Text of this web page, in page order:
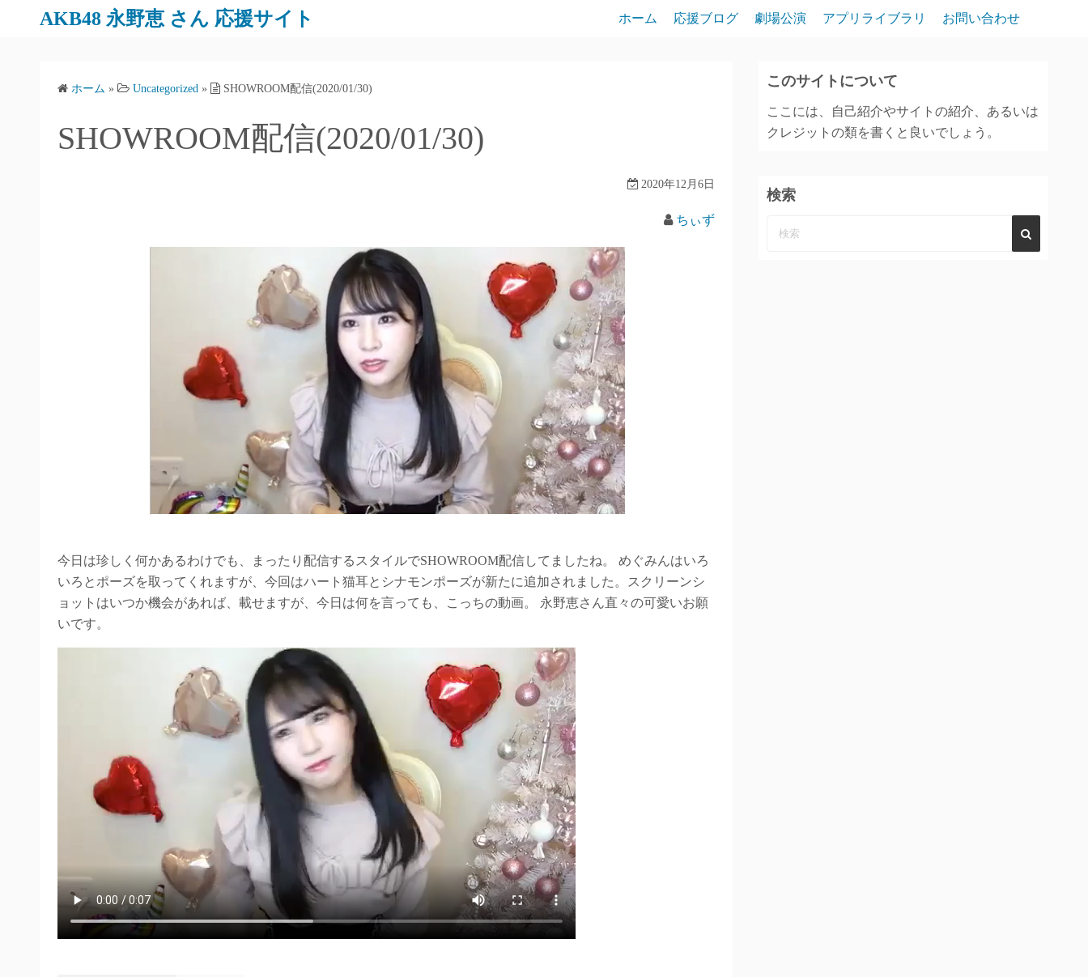
AKB48 永野恵 さん 応援サイト ホーム 応援ブログ 劇場公演 アプリライブラリ お問い合わせ
ホーム » Uncategorized » SHOWROOM配信(2020/01/30)
SHOWROOM配信(2020/01/30)
2020年12月6日
ちぃず
今日は珍しく何かあるわけでも、まったり配信するスタイルでSHOWROOM配信してましたね。 めぐみんはいろ
いろとポーズを取ってくれますが、今回はハート猫耳とシナモンポーズが新たに追加されました。スクリーンシ
ョットはいつか機会があれば、載せますが、今日は何を言っても、こっちの動画。 永野恵さん直々の可愛いお願
いです。
このサイトについて
ここには、自己紹介やサイトの紹介、あるいは
クレジットの類を書くと良いでしょう。
検索